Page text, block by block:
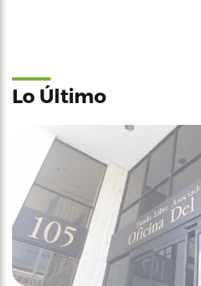
Lo Último